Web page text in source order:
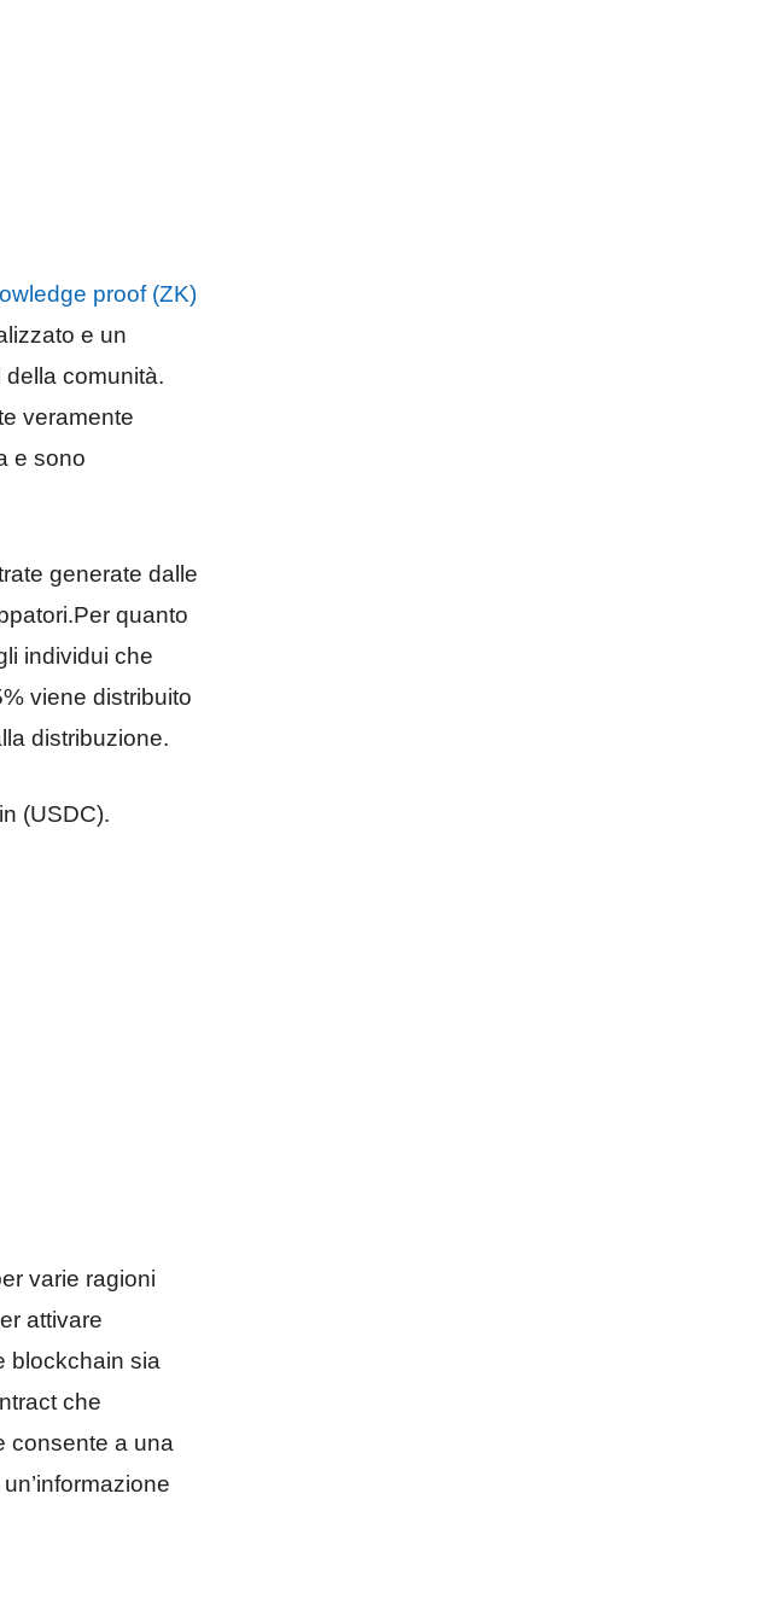
proof (ZK)
e un
comunità.
veramente
e sono
generate dalle
quanto
individui che
viene distribuito
distribuzione.
(USDC).
varie ragioni
attivare
blockchain sia
che
consente a una